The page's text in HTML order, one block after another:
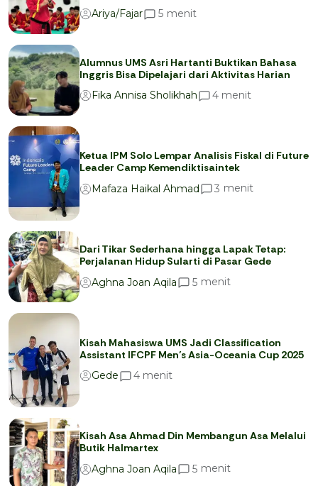
Ariya/Fajar
5 menit
Alumnus UMS Asri Hartanti Buktikan Bahasa
Inggris Bisa Dipelajari dari Aktivitas Harian
Fika Annisa Sholikhah
4 menit
Ketua IPM Solo Lempar Analisis Fiskal di Future
Leader Camp Kemendiktisaintek
Mafaza Haikal Ahmad
3 menit
Dari Tikar Sederhana hingga Lapak Tetap:
Perjalanan Hidup Sularti di Pasar Gede
Aghna Joan Aqila
5 menit
Kisah Mahasiswa UMS Jadi Classification
Assistant IFCPF Men’s Asia-Oceania Cup 2025
Gede
4 menit
Kisah Asa Ahmad Din Membangun Asa Melalui
Butik Halmartex
Aghna Joan Aqila
5 menit